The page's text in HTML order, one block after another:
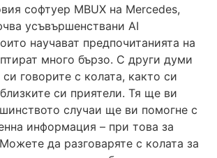
софтуер MBUX на Mercedes,
усъвършенствани AI
научават предпочитанията на
много бързо. С други думи
говорите с колата, както си
си приятели. Тя ще ви
случаи ще ви помогне с
информация – при това за
да разговаряте с колата за